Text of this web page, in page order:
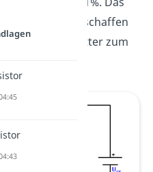
der Elektronen schaffen
Weg vom Emitter zum